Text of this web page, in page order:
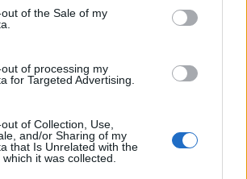
of the Sale of my
of processing my
for Targeted Advertising.
of Collection, Use,
and/or Sharing of my
that Is Unrelated with the
it was collected.
sorai még a ...
koncert,
Álomút -
31.